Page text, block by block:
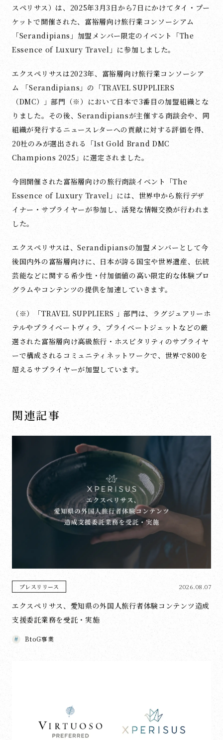
スペリサス）は、2025年3月3日から7日にかけてタイ・プー
ケットで開催された、富裕層向け旅行業コンソーシアム
「Serandipians」加盟メンバー限定のイベント「The
Essence of Luxury Travel」に参加しました。
エクスペリサスは2023年、富裕層向け旅行業コンソーシア
ム 「Serandipians」の「TRAVEL SUPPLIERS
（DMC）」部門（※）において日本で3番目の加盟組織とな
りました。その後、Serandipiansが主催する商談会や、同
組織が発行するニュースレターへの貢献に対する評価を得、
20社のみが選出される「1st Gold Brand DMC
Champions 2025」に選定 されました。
今回開催された富裕層向けの旅行商談イベント「The
Essence of Luxury Travel」には、世界中から旅行デザ
イナー・サプライヤーが参加し、活発な情報交換が行われま
した。
エクスペリサスは、Serandipiansの加盟メンバーとして今
後国内外の富裕層向けに、日本が誇る国宝や世界遺産、伝統
芸能などに関する希少性・付加価値の高い限定的な体験プロ
グラムやコンテンツの提供を加速していきます。
（※）「TRAVEL SUPPLIERS 」部門は、ラグジュアリーホ
テルやプライベートヴィラ、プライベートジェットなどの厳
選された富裕層向け高級旅行・ホスピタリティのサプライヤ
ーで構成されるコミュニティネットワークで、世界で800を
超えるサプライヤーが加盟しています。
関連記事
プレスリリース 2026.08.07
エクスペリサス、愛知県の外国人旅行者体験コンテンツ造成
支援委託業務を受託・実施
BtoG事業